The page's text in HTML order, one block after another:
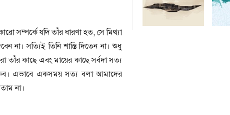
সম্পর্কে যদি তাঁর ধারণা হত, সে মিথ্যা
না। সত্যিই তিনি শাস্তি দিতেন না। শুধু
তাঁর কাছে এবং মায়ের কাছে সর্বদা সত্য
এভাবে একসময় সত্য বলা আমাদের
না।